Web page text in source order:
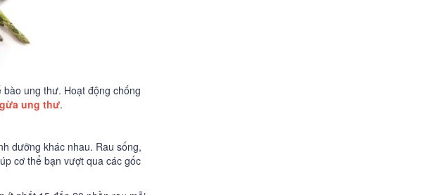
ung thư. Hoạt động chống
ung thư.
dưỡng khác nhau. Rau sống,
cơ thể bạn vượt qua các gốc